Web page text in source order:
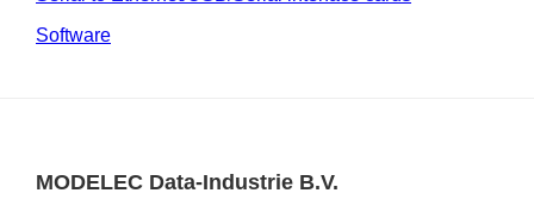
Software
MODELEC Data-Industrie B.V.